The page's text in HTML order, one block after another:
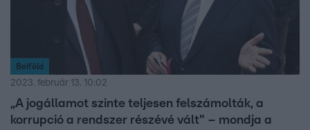
Belföld
2023. február 13. 10:02
„A jogállamot szinte teljesen felszámolták, a
korrupció a rendszer részévé vált" – mondja a